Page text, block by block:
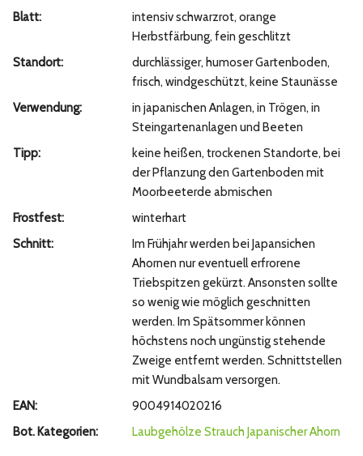
Blatt:
intensiv schwarzrot, orange
Herbstfärbung, fein geschlitzt
Standort:
durchlässiger, humoser Gartenboden,
frisch, windgeschützt, keine Staunässe
Verwendung:
in japanischen Anlagen, in Trögen, in
Steingartenanlagen und Beeten
Tipp:
keine heißen, trockenen Standorte, bei
der Pflanzung den Gartenboden mit
Moorbeeterde abmischen
Frostfest:
winterhart
Schnitt:
Im Frühjahr werden bei Japansichen
Ahornen nur eventuell erfrorene
Triebspitzen gekürzt. Ansonsten sollte
so wenig wie möglich geschnitten
werden. Im Spätsommer können
höchstens noch ungünstig stehende
Zweige entfernt werden. Schnittstellen
mit Wundbalsam versorgen.
EAN:
9004914020216
Bot. Kategorien:
Laubgehölze Strauch Japanischer Ahorn